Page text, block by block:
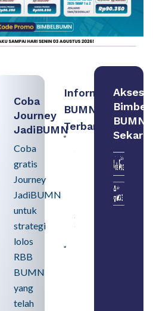
Coba
Journey
JadiBUMN
Coba
gratis
Journey
JadiBUMN
untuk
strategi
lolos
RBB
BUMN
yang
telah
Informasi
BUMN
Terbaru:
Persiapan
Seleksi
Rekrutmen
Memahami
August 8,
2026
Akses
Bimbel
BUMN